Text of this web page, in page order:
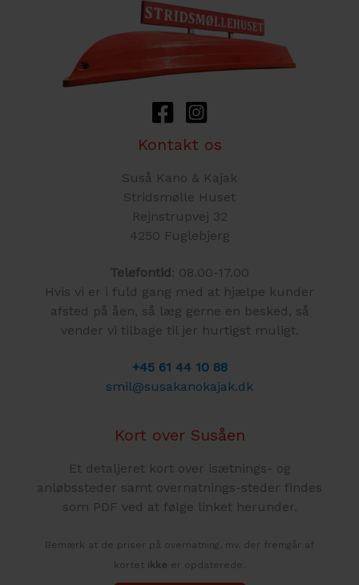
Kontakt os
Suså Kano & Kajak
Stridsmølle Huset
Rejnstrupvej 32
4250 Fuglebjerg
Telefontid : 08.00-17.00
Hvis vi er i fuld gang med at hjælpe kunder
afsted på åen, så læg gerne en besked, så
vender vi tilbage til jer hurtigst muligt.
+45 61 44 10 88
smil@susakanokajak.dk
Kort over Susåen
Et detaljeret kort over isætnings- og
anløbssteder samt overnatnings-steder findes
som PDF ved at følge linket herunder.
Bemærk at de priser på overnatning, mv. der fremgår af
kortet ikke er opdaterede.